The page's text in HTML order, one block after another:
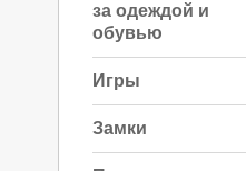
за одеждой и
обувью
Игры
Замки